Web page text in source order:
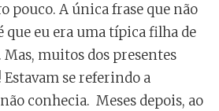
pouco. A única frase que não
que eu era uma típica filha de
muitos dos presentes
se referindo a
conhecia. Meses depois, ao